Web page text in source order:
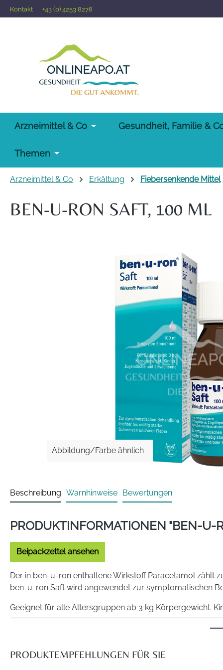
Hauptinhalt springen
Zur Suche springen
Zur Hauptnavigation springen
Kontakt +43 (0) 4253 8278
Arzneimittel & Co Gesundheit, Familie &
Themen
Arzneimittel & Co Erkältung Fiebersenkende Mittel
BEN-U-RON SAFT, 100 ML
Abbildung/Farbe ähnlich
Beschreibung Warnhinweise Bewertungen
PRODUKTINFORMATIONEN "BEN-U-
Beipackzettel ansehen
Der in ben-u-ron enthaltene Wirkstoff Paracetamol zählt
ben-u-ron Saft wird angewendet zur symptomatischen
Geeignet für alle Altersgruppen ab 3 kg Körpergewicht.
ben-u-ron steht auch als Zäpfchen in verschiedenen
Wirkstoffe: 5 ml enthalten 200 mg Paracetamol
PRODUKTEMPFEHLUNGEN FÜR SIE